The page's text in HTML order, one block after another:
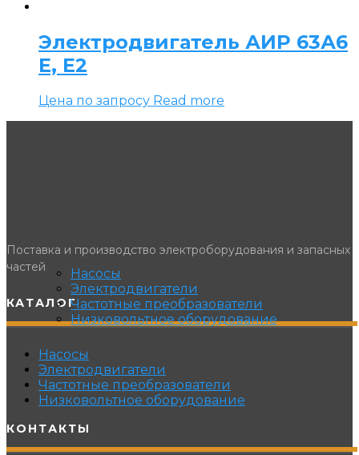
Насосы
Электродвигатели
Частотные преобразователи
Низковольтное оборудование
Электродвигатель АИР 63А6
Е, Е2
Цена по запросу Read more
Поставка и производство электроборудования и запасных
частей
КАТАЛОГ
Насосы
Электродвигатели
Частотные преобразователи
Низковольтное оборудование
КОНТАКТЫ